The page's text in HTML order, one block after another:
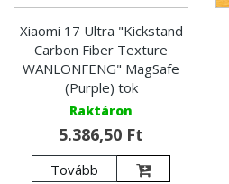
Xiaomi 17 Ultra "Kickstand
Carbon Fiber Texture
WANLONFENG" MagSafe
(Purple) tok
Raktáron
5.386,50 Ft
Tovább